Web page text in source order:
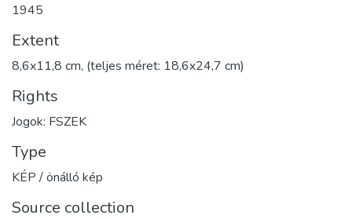
1945
Extent
8,6x11,8 cm, (teljes méret: 18,6x24,7 cm)
Rights
Jogok: FSZEK
Type
KÉP / önálló kép
Source collection